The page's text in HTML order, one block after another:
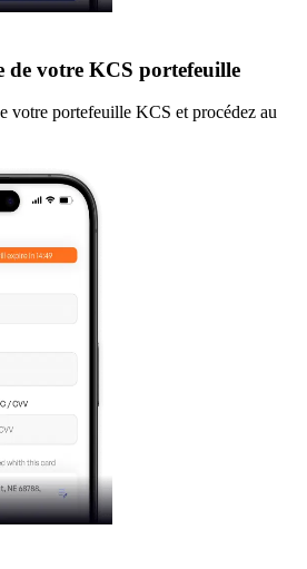
de votre KCS portefeuille
votre portefeuille KCS et procédez au